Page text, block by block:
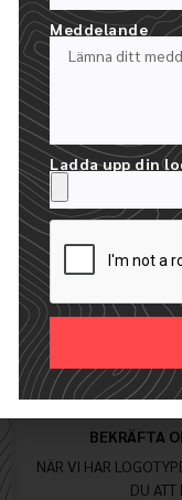
24
BEKRÄFTA
NÄR VI HAR
DU ATT
Meddelande
Ladda upp din
Alternative: